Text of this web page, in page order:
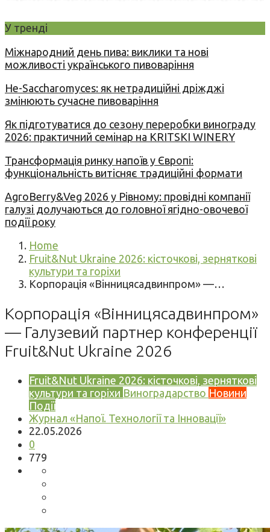
У тренді
Міжнародний день пива: виклики та нові
можливості українського пивоваріння
Не-Saccharomyces: як нетрадиційні дріжджі
змінюють сучасне пивоваріння
Як підготуватися до сезону переробки винограду
2026: практичний семінар на KRITSKI WINERY
Трансформація ринку напоїв у Європі:
функціональність витісняє традиційні формати
AgroBerry&Veg 2026 у Рівному: провідні компанії
галузі долучаються до головної ягідно-овочевої
події року
Home
Fruit&Nut Ukraine 2026: кісточкові, зерняткові
культури та горіхи
Корпорація «Вінницясадвинпром» —…
Корпорація «Вінницясадвинпром»
— Галузевий партнер конференції
Fruit&Nut Ukraine 2026
Fruit&Nut Ukraine 2026: кісточкові, зерняткові
культури та горіхи Виноградарство Новини
Події
Журнал «Напої. Технології та Інновації»
22.05.2026
0
779